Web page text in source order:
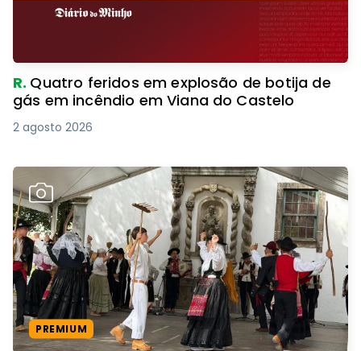
R. Quatro feridos em explosão de botija de
gás em incêndio em Viana do Castelo
2 agosto 2026
PREMIUM